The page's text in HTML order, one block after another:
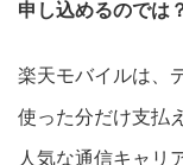
申し込めるのでは
楽天モバイルは、
使った分だけ支払
人気な通信キャリ